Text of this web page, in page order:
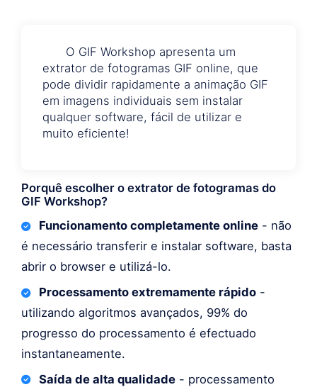
O GIF Workshop apresenta um
extrator de fotogramas GIF online, que
pode dividir rapidamente a animação GIF
em imagens individuais sem instalar
qualquer software, fácil de utilizar e
muito eficiente!
Porquê escolher o extrator de fotogramas do
GIF Workshop?
Funcionamento completamente online- não
é necessário transferir e instalar software, basta
abrir o browser e utilizá-lo.
Processamento extremamente rápido-
utilizando algoritmos avançados, 99% do
progresso do processamento é efectuado
instantaneamente.
Saída de alta qualidade- processamento